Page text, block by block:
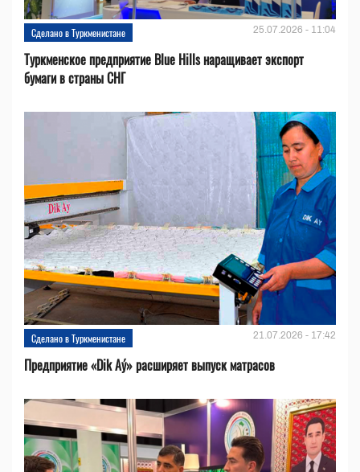
Сделано в Туркменистане 25.07.2026 - 11:04
Туркменское предприятие Blue Hills наращивает экспорт
бумаги в страны СНГ
Сделано в Туркменистане 21.07.2026 - 17:42
Предприятие «Dik Aý» расширяет выпуск матрасов